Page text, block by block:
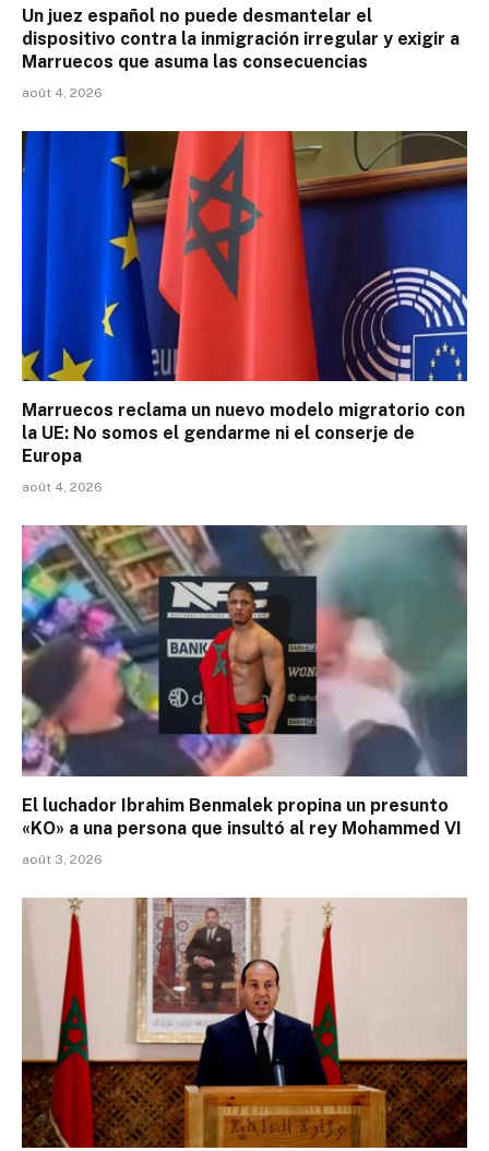
Un juez español no puede desmantelar el
dispositivo contra la inmigración irregular y exigir a
Marruecos que asuma las consecuencias
août 4, 2026
Marruecos reclama un nuevo modelo migratorio con
la UE: No somos el gendarme ni el conserje de
Europa
août 4, 2026
El luchador Ibrahim Benmalek propina un presunto
«KO» a una persona que insultó al rey Mohammed VI
août 3, 2026